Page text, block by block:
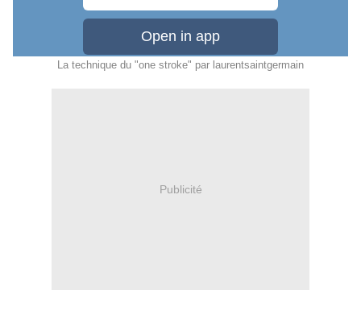
La technique du "one stroke" par laurentsaintgermain
Publicité